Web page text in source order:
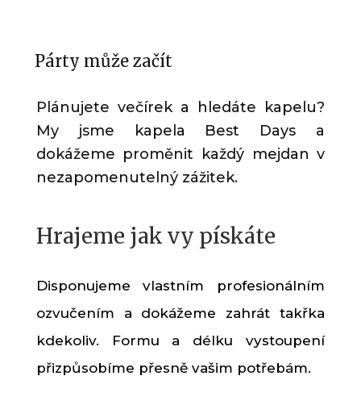
Párty může začít
Plánujete večírek a hledáte kapelu?
My jsme kapela Best Days a
dokážeme proměnit každý mejdan v
nezapomenutelný zážitek.
Hrajeme jak vy pískáte
Disponujeme vlastním profesionálním
ozvučením a dokážeme zahrát takřka
kdekoliv. Formu a délku vystoupení
přizpůsobíme přesně vašim potřebám.